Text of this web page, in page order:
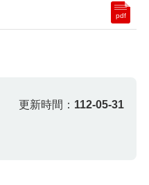
pdf
更新時間： 112-05-31